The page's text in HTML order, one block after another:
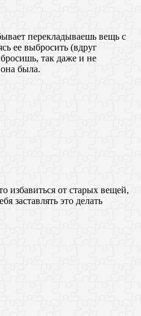
перекладываешь вещь с
ее выбросить (вдруг
так даже и не
была.
избавиться от старых вещей,
заставлять это делать